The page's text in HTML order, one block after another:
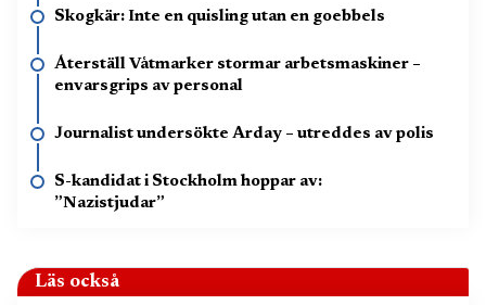
Skogkär: Inte en quisling utan en goebbels
Återställ Våtmarker stormar arbetsmaskiner –
envarsgrips av personal
Journalist undersökte Arday – utreddes av polis
S-kandidat i Stockholm hoppar av:
”Nazistjudar”
Läs också